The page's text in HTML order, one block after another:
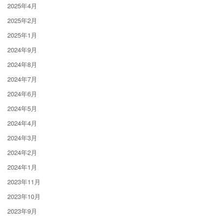
2025年4月
2025年2月
2025年1月
2024年9月
2024年8月
2024年7月
2024年6月
2024年5月
2024年4月
2024年3月
2024年2月
2024年1月
2023年11月
2023年10月
2023年9月